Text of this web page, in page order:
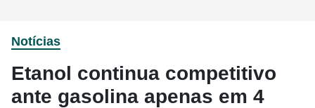
Notícias
Etanol continua competitivo
ante gasolina apenas em 4